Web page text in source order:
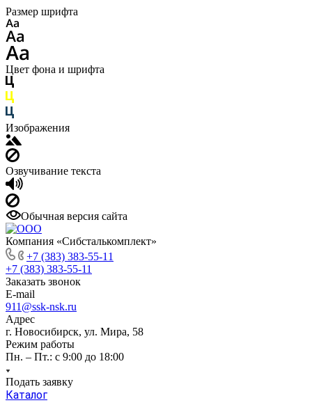
Размер шрифта
Цвет фона и шрифта
Изображения
Озвучивание текста
Обычная версия сайта
Компания «Сибсталькомплект»
+7 (383) 383-55-11
+7 (383) 383-55-11
Заказать звонок
E-mail
911@ssk-nsk.ru
Адрес
г. Новосибирск, ул. Мира, 58
Режим работы
Пн. – Пт.: с 9:00 до 18:00
Подать заявку
Каталог